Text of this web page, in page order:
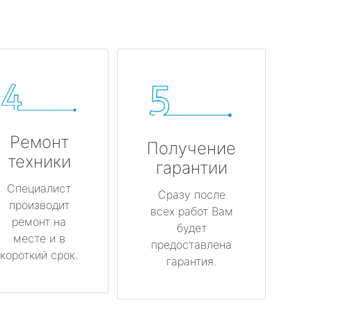
Ремонт
техники
Специалист
производит
ремонт на
месте и в
короткий срок.
Получение
гарантии
Сразу после
всех работ Вам
будет
предоставлена
гарантия.